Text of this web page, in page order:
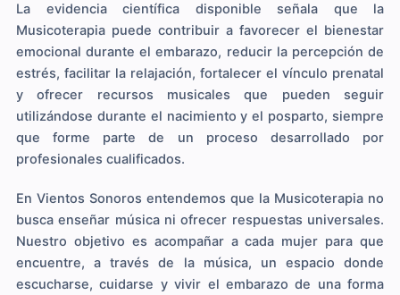
La evidencia científica disponible señala que la
Musicoterapia puede contribuir a favorecer el bienestar
emocional durante el embarazo, reducir la percepción de
estrés, facilitar la relajación, fortalecer el vínculo prenatal
y ofrecer recursos musicales que pueden seguir
utilizándose durante el nacimiento y el posparto, siempre
que forme parte de un proceso desarrollado por
profesionales cualificados.
En Vientos Sonoros entendemos que la Musicoterapia no
busca enseñar música ni ofrecer respuestas universales.
Nuestro objetivo es acompañar a cada mujer para que
encuentre, a través de la música, un espacio donde
escucharse, cuidarse y vivir el embarazo de una forma